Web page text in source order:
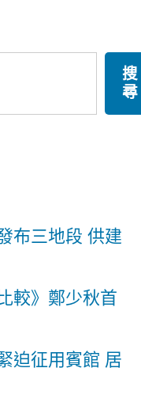
搜
尋
布三地段 供建
較》鄭少秋首
迫征用賓館 居